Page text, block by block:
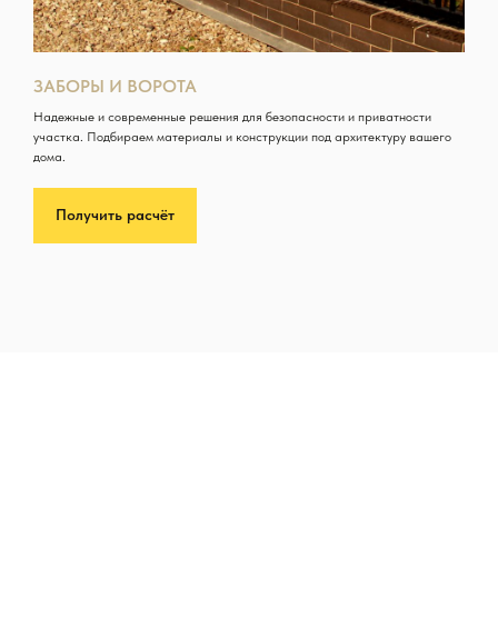
ЗАБОРЫ И ВОРОТА
Надежные и современные решения для безопасности и приватности
участка. Подбираем материалы и конструкции под архитектуру вашего
дома.
Получить расчёт